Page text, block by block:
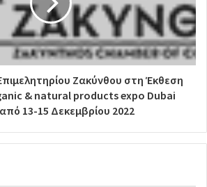
Ζακύνθου στη Έκθεση
& natural products expo Dubai
13-15 Δεκεμβρίου 2022